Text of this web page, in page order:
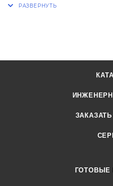
ГОТОВЫЕ